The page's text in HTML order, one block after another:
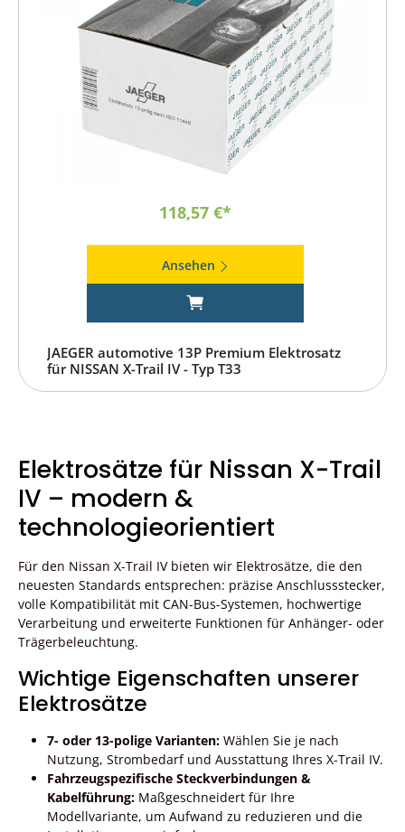
118,57 €*
Ansehen
JAEGER automotive 13P Premium Elektrosatz
für NISSAN X-Trail IV - Typ T33
Elektrosätze für Nissan X-Trail
IV – modern &
technologieorientiert
Für den Nissan X-Trail IV bieten wir Elektrosätze, die den
neuesten Standards entsprechen: präzise Anschlussstecker,
volle Kompatibilität mit CAN-Bus-Systemen, hochwertige
Verarbeitung und erweiterte Funktionen für Anhänger- oder
Trägerbeleuchtung.
Wichtige Eigenschaften unserer
Elektrosätze
7- oder 13-polige Varianten: Wählen Sie je nach
Nutzung, Strombedarf und Ausstattung Ihres X-Trail IV.
Fahrzeugspezifische Steckverbindungen &
Kabelführung: Maßgeschneidert für Ihre
Modellvariante, um Aufwand zu reduzieren und die